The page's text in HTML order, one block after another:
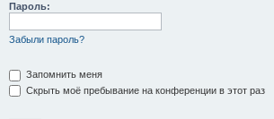
Пароль:
Забыли пароль?
Запомнить меня
Скрыть моё пребывание на конференции в этот раз